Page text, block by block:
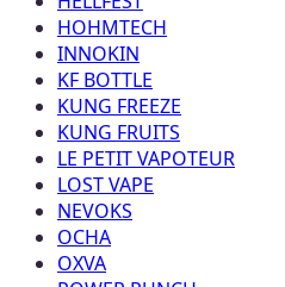
HOHMTECH
INNOKIN
KF BOTTLE
KUNG FREEZE
KUNG FRUITS
LE PETIT VAPOTEUR
LOST VAPE
NEVOKS
OCHA
OXVA